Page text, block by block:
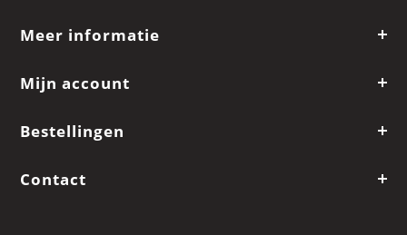
Meer informatie
Mijn account
Bestellingen
Contact